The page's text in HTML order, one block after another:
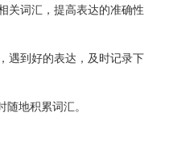
关词汇，提高表达的准确性
遇到好的表达，及时记录下
随地积累词汇。